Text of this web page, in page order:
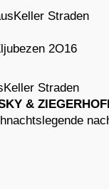
Straden
2O16
Straden
&